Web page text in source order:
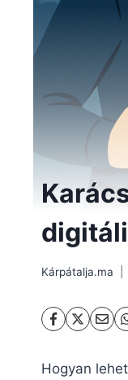
Kárpátalja.ma
Hogyan